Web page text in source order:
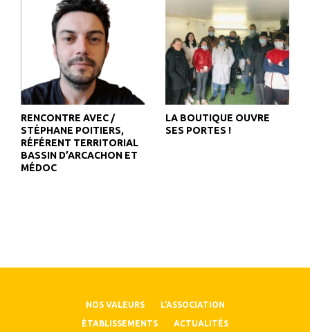
RENCONTRE AVEC /
STÉPHANE POITIERS,
RÉFÉRENT TERRITORIAL
BASSIN D’ARCACHON ET
MÉDOC
LA BOUTIQUE OUVRE
SES PORTES !
NOS VALEURS L’ASSOCIATION
ÉTABLISSEMENTS ACTUALITÉS